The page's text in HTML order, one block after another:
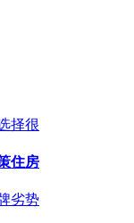
择很
住房
劣势